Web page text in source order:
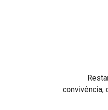
Restando
convivência,